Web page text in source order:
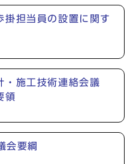
掛担当員の設置に関す
・施工技術連絡会議
領
会要綱